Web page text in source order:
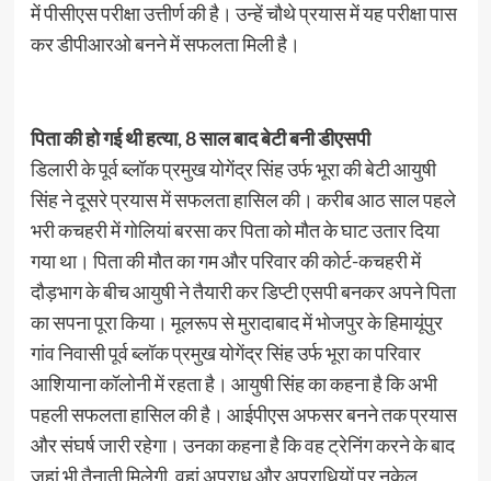
में पीसीएस परीक्षा उत्तीर्ण की है। उन्हें चौथे प्रयास में यह परीक्षा पास
कर डीपीआरओ बनने में सफलता मिली है।
पिता की हो गई थी हत्या, 8 साल बाद बेटी बनी डीएसपी
डिलारी के पूर्व ब्लॉक प्रमुख योगेंद्र सिंह उर्फ भूरा की बेटी आयुषी
सिंह ने दूसरे प्रयास में सफलता हासिल की। करीब आठ साल पहले
भरी कचहरी में गोलियां बरसा कर पिता को मौत के घाट उतार दिया
गया था। पिता की मौत का गम और परिवार की कोर्ट-कचहरी में
दौड़भाग के बीच आयुषी ने तैयारी कर डिप्टी एसपी बनकर अपने पिता
का सपना पूरा किया। मूलरूप से मुरादाबाद में भोजपुर के हिमायूंपुर
गांव निवासी पूर्व ब्लॉक प्रमुख योगेंद्र सिंह उर्फ भूरा का परिवार
आशियाना कॉलोनी में रहता है। आयुषी सिंह का कहना है कि अभी
पहली सफलता हासिल की है। आईपीएस अफसर बनने तक प्रयास
और संघर्ष जारी रहेगा। उनका कहना है कि वह ट्रेनिंग करने के बाद
जहां भी तैनाती मिलेगी, वहां अपराध और अपराधियों पर नकेल